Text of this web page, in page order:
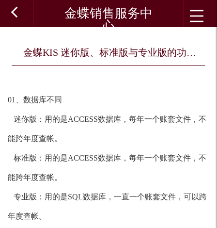
金蝶销售服务中
心
金蝶KIS 迷你版、标准版与专业版的功能区别
01、数据库不同
迷你版：用的是ACCESS数据库，每年一个账套文件，不
能跨年度查帐。
标准版：用的是ACCESS数据库，每年一个账套文件，不
能跨年度查帐。
专业版：用的是SQL数据库，一直一个账套文件，可以跨
年度查帐。